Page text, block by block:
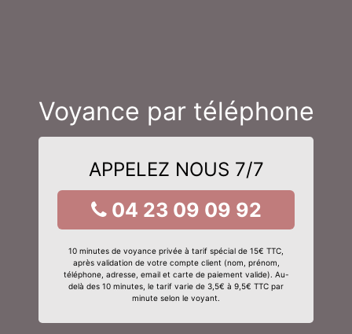
Voyance par téléphone
APPELEZ NOUS 7/7
04 23 09 09 92
10 minutes de voyance privée à tarif spécial de 15€ TTC,
après validation de votre compte client (nom, prénom,
téléphone, adresse, email et carte de paiement valide). Au-
delà des 10 minutes, le tarif varie de 3,5€ à 9,5€ TTC par
minute selon le voyant.